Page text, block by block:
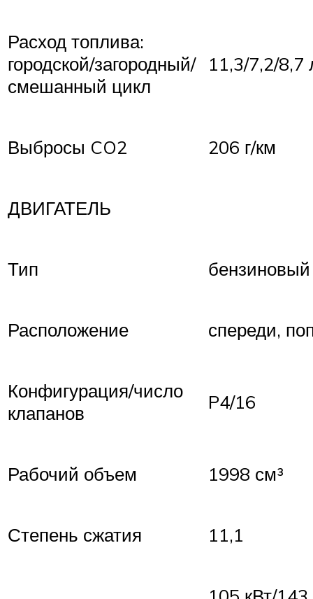
Расход топлива:
городской/загородный/
смешанный цикл
11,3/7,2/8,7
Выбросы CO2 206 г/км
ДВИГАТЕЛЬ
Тип бензиновый
Расположение спереди,
Конфигурация/число
клапанов
P4/16
Рабочий объем 1998 см³
Степень сжатия 11,1